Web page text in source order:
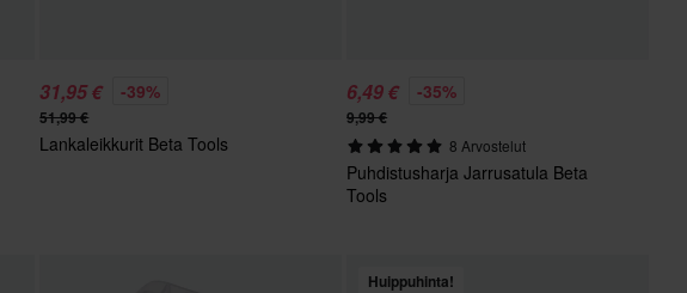
31,95 € -39%
51,99 €
Lankaleikkurit Beta Tools
6,49 € -35%
9,99 €
8 Arvostelut
Puhdistusharja Jarrusatula Beta
Tools
Huippuhinta!